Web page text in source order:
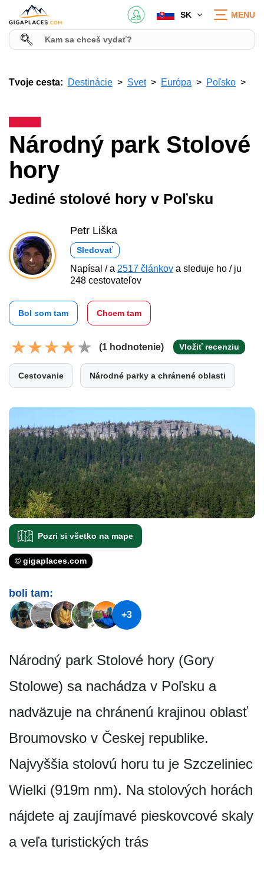
SK MENU
Tvoje cesta: Destinácie Svet Európa Poľsko
Národný park Stolové
hory
Jediné stolové hory v Poľsku
Petr Liška
Sledovať
Napísal / a 2517 článkov a sleduje ho / ju
248 cestovateľov
Bol som tam Chcem tam
(1 hodnotenie) Vložiť recenziu
Cestovanie Národné parky a chránené oblasti
Pozri si všetko na mape
© gigaplaces.com
boli tam:
+3
Národný park Stolové hory (Gory
Stolowe) sa nachádza v Poľsku a
nadväzuje na chránenú krajinou oblasť
Broumovsko v Českej republike.
Najvyššia stolovú horu tu je Szczeliniec
Wielki (919m nm). Na stolových horách
nájdete aj zaujímavé pieskovcové skaly
a veľa turistických trás